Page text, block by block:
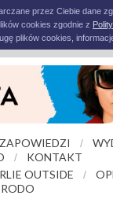
przez Ciebie dane
cookies zgodnie z
plików cookies,
ZAPOWIEDZI /
/
KONTAKT
OUTSIDE /